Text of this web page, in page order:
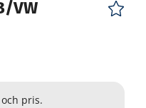
VW
pris.